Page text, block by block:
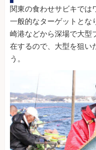
関東の食わせサビキでは
一般的なターゲットとな
崎港などから深場で大型
在するので、大型を狙い
う。